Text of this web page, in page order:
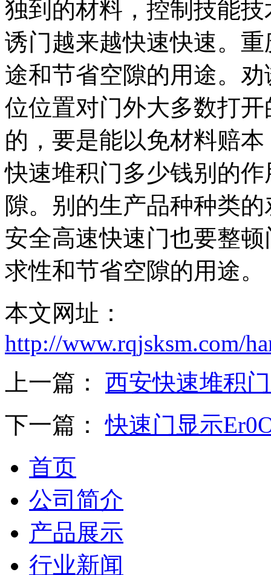
独到的材料，控制技能
诱门越来越快速快速。
途和节省空隙的用途。
位位置对门外大多数打
的，要是能以免材料赔
快速堆积门多少钱别的
隙。别的生产品种种类
安全高速快速门也要整
求性和节省空隙的用途。
本文网址：
http://www.rqjsksm.com/
上一篇： 西安快速堆积
下一篇：快速门显示
首页
公司简介
产品展示
行业新闻